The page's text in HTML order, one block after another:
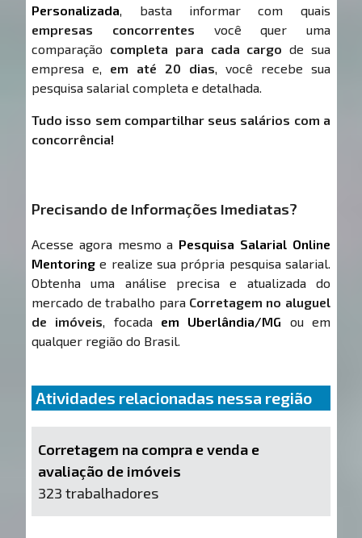
Personalizada, basta informar com quais
empresas concorrentes você quer uma
comparação completa para cada cargo de sua
empresa e, em até 20 dias, você recebe sua
pesquisa salarial completa e detalhada.
Tudo isso sem compartilhar seus salários com a
concorrência!
Precisando de Informações Imediatas?
Acesse agora mesmo a Pesquisa Salarial Online
Mentoring e realize sua própria pesquisa salarial.
Obtenha uma análise precisa e atualizada do
mercado de trabalho para Corretagem no aluguel
de imóveis, focada em Uberlândia/MG ou em
qualquer região do Brasil.
Atividades relacionadas nessa região
Corretagem na compra e venda e
avaliação de imóveis
323 trabalhadores